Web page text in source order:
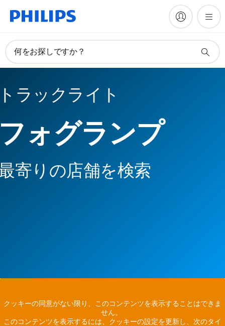
何をお探しですか？
ラックライト
ォグランプ
寄りの店舗を検索
クッキーの同意がない限り、このコンテンツを表示することはできま
せん。
このコンテンツを表示するには、クッキーの設定を更新し、次のタイ